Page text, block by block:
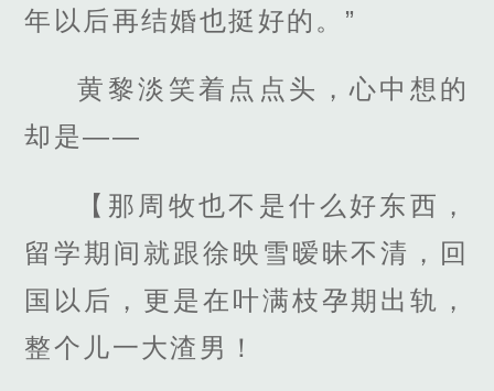
年以后再结婚也挺好的。”
黄黎淡笑着点点头，心中想的
却是——
【那周牧也不是什么好东西，
留学期间就跟徐映雪暧昧不清，回
国以后，更是在叶满枝孕期出轨，
整个儿一大渣男！